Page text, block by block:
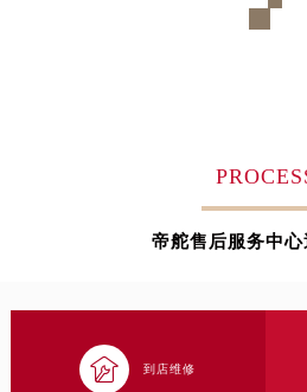
帝舵售后服务中
 到店维修